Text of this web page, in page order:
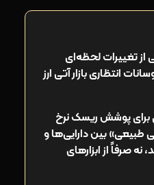
از تغییرات لحظه‌ای
انتظاری بازار آتی ارز
برای پوشش ریسک نرخ
طبیعی» بین دارایی‌ها و
نه صرفاً از ابزارهای